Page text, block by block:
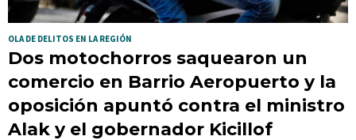
OLA DE DELITOS EN LA REGIÓN
Dos motochorros saquearon un
comercio en Barrio Aeropuerto y la
oposición apuntó contra el ministro
Alak y el gobernador Kicillof